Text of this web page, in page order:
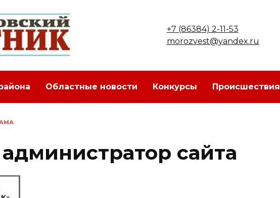
+7 (86384) 2-11-53
morozvest@yandex.ru
Областные новости Конкурсы Происшествия
сайта